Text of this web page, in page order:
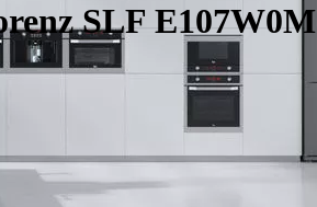
SLF E107W0M